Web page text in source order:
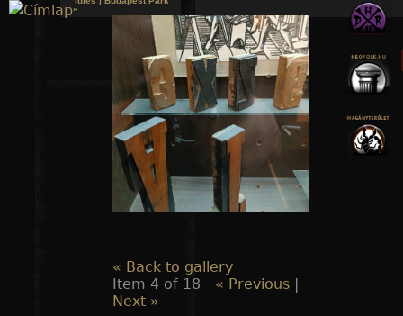
Jump to navigation
« Back to gallery
Item 4 of 18
« Previous |
Next »
»